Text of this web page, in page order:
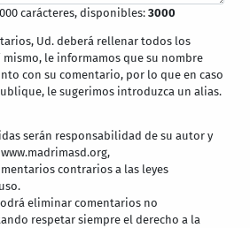
carácteres, disponibles:3000
Ud. deberá rellenar todos los
mismo, le informamos que su nombre
con su comentario, por lo que en caso
le sugerimos introduzca un alias.
serán responsabilidad de su autor y
contrarios a las leyes
eliminar comentarios no
respetar siempre el derecho a la